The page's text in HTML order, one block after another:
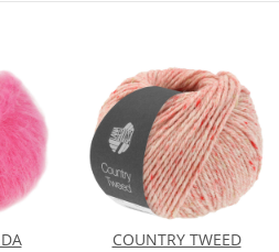
COUNTRY TWEED